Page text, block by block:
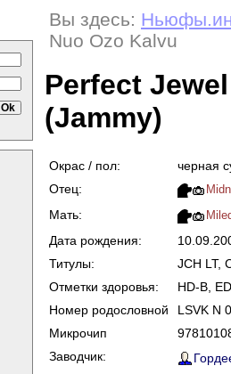
Вы здесь:
Nuo Ozo Kalvu
Perfect
(Jammy)
Окрас / пол:
черная
Отец:
Мать:
Дата рождения:
Титулы:
JCH LT,
Отметки здоровья:
HD-B,
Номер родословной
LSVK N
Микрочип
Заводчик: